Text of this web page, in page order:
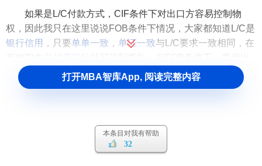
如果是L/C付款方式，CIF条件下对出口方容易控制物
权，因此我只在这里说说FOB条件下情况，大家都知道L/C是
银行信用 ，只要单单一致 ， 单证一致与L/C要求一致相同，在
的是货代提单，真正的物权在国外货代手里，只要客人与货
代达成一致，就有可能直接得到货物，这里面就有个问题
打开MBA智库App, 阅读完整内容
本条目对我有帮助
32